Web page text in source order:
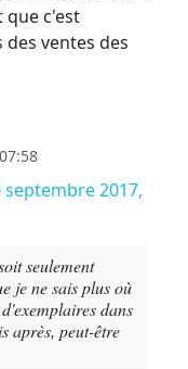
que c'est
ventes des
2017,
seulement
je ne sais plus où
dans
après, peut-être